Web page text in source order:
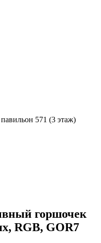
571 (3 этаж)
горшочек
RGB, GOR7